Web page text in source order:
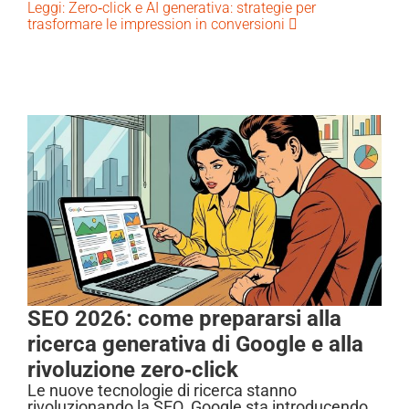
Leggi: Zero‑click e AI generativa: strategie per
trasformare le impression in conversioni
SEO 2026: come prepararsi alla
ricerca generativa di Google e alla
rivoluzione zero‑click
Le nuove tecnologie di ricerca stanno